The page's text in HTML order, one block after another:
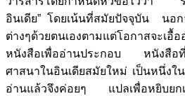
อินเดีย” โดยเน้นที่สมัยปัจจุบัน นอก
ต่างๆด้วยตนเองตามแต่โอกาสจะ
หนังสือเพื่ออ่านประกอบ หนังสือที่
ศาสนาในอินเดียสมัยใหม่ เป็นหนึ่งใ
อ่านแล้วจึงค่อยๆ แปลเพื่อหยิบยกเ